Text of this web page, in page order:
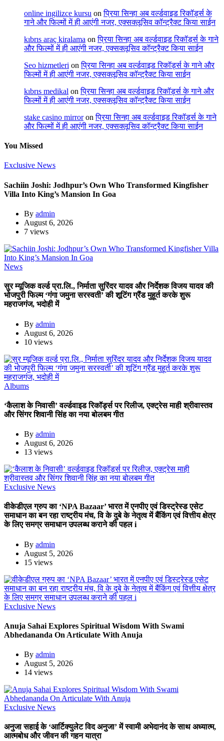
online ingilizce kursu onप्रिया सिन्हा अब वर्ल्डवाइड रिकॉर्ड्स के
गाने और फिल्मों में ही आएंगी नजर, एक्सक्लूसिव कॉन्ट्रैक्ट किया साईन
kıbrıs araç kiralama onप्रिया सिन्हा अब वर्ल्डवाइड रिकॉर्ड्स के गाने
और फिल्मों में ही आएंगी नजर, एक्सक्लूसिव कॉन्ट्रैक्ट किया साईन
Seo hizmetleri onप्रिया सिन्हा अब वर्ल्डवाइड रिकॉर्ड्स के गाने और
फिल्मों में ही आएंगी नजर, एक्सक्लूसिव कॉन्ट्रैक्ट किया साईन
kıbrıs medikal onप्रिया सिन्हा अब वर्ल्डवाइड रिकॉर्ड्स के गाने और
फिल्मों में ही आएंगी नजर, एक्सक्लूसिव कॉन्ट्रैक्ट किया साईन
stake casino mirroronप्रिया सिन्हा अब वर्ल्डवाइड रिकॉर्ड्स के गाने
और फिल्मों में ही आएंगी नजर, एक्सक्लूसिव कॉन्ट्रैक्ट किया साईन
You Missed
Exclusive News
Sachiin Joshi: Jodhpur’s Own Who Transformed Kingfisher
Villa Into King’s Mansion In Goa
By admin
August 6, 2026
7 views
News
सुर म्यूजिक वर्ल्ड प्रा.लि., निर्माता सुरिंदर यादव और निर्देशक विजय यादव की
भोजपुरी फिल्म ‘गंगा जमुना सरस्वती’ की शूटिंग ग्रैंड मुहूर्त करके शुरू
महराजगंज, भदोही में
By admin
August 6, 2026
10 views
Albums
‘कैलाश के निवासी’ वर्ल्डवाइड रिकॉर्ड्स पर रिलीज, एक्ट्रेस माही श्रीवास्तव
और सिंगर शिवानी सिंह का नया बोलबम गीत
By admin
August 6, 2026
13 views
Exclusive News
वीकेडीएल ग्रुप का ‘NPA Bazaar’ भारत में एनपीए एवं डिस्ट्रेस्ड एसेट
समाधान का बन रहा राष्ट्रीय मंच, वि के दुबे के नेतृत्व में बैंकिंग एवं वित्तीय क्षेत्र
के लिए समग्र समाधान उपलब्ध कराने की पहल i
By admin
August 5, 2026
15 views
Exclusive News
Anuja Sahai Explores Spiritual Wisdom With Swami
Abhedananda On Articulate With Anuja
By admin
August 5, 2026
14 views
Exclusive News
अनुजा सहाई के ‘आर्टिक्युलेट विद अनुजा’ में स्वामी अभेदानंद के साथ अध्यात्म,
आत्मबोध और जीवन की गहन यात्रा